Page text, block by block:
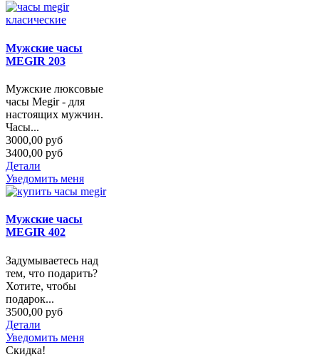
Мужские часы
MEGIR 203
Мужские люксовые
часы Megir - для
настоящих мужчин.
Часы...
3000,00 руб
3400,00 руб
Детали
Уведомить меня
Мужские часы
MEGIR 402
Задумываетесь над
тем, что подарить?
Хотите, чтобы
подарок...
3500,00 руб
Детали
Уведомить меня
Скидка!